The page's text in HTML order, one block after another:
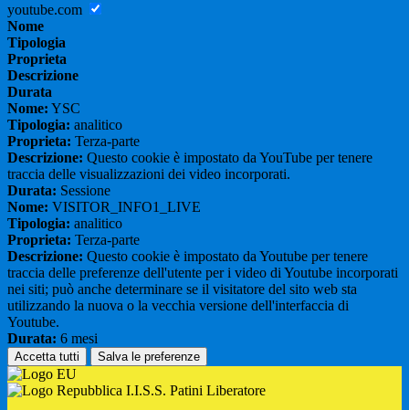
youtube.com
Nome
Tipologia
Proprieta
Descrizione
Durata
Nome: YSC
Tipologia: analitico
Proprieta: Terza-parte
Descrizione: Questo cookie è impostato da YouTube per tenere
traccia delle visualizzazioni dei video incorporati.
Durata: Sessione
Nome: VISITOR_INFO1_LIVE
Tipologia: analitico
Proprieta: Terza-parte
Descrizione: Questo cookie è impostato da Youtube per tenere
traccia delle preferenze dell'utente per i video di Youtube incorporati
nei siti; può anche determinare se il visitatore del sito web sta
utilizzando la nuova o la vecchia versione dell'interfaccia di
Youtube.
Durata: 6 mesi
Accetta tutti Salva le preferenze
I.I.S.S. Patini Liberatore